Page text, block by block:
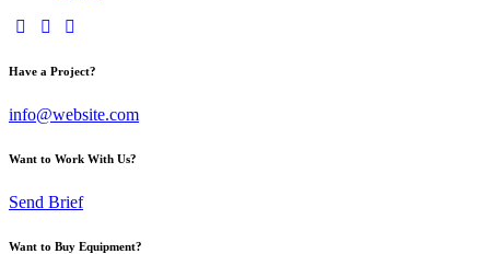
Have a Project?
info@website.com
Want to Work With Us?
Send Brief
Want to Buy Equipment?